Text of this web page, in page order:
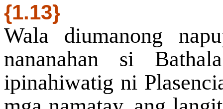
{1.13}
Wala diumanong
nananahan si
ipinahiwatig ni